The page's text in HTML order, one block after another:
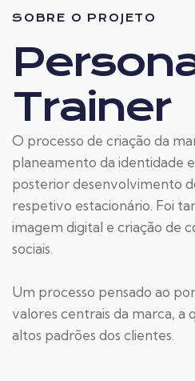
SOBRE O PROJETO
Trainer
O processo de criação da
planeamento da identidade
posterior desenvolvimento
respetivo estacionário. Foi
imagem digital e criação de
sociais.
Um processo pensado ao
valores centrais da marca, a
altos padrões dos clientes.